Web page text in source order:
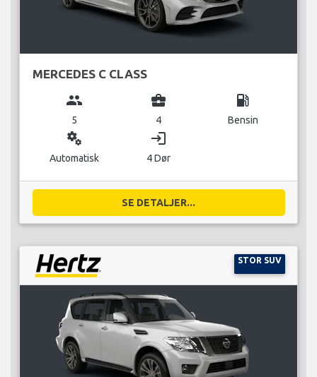
MERCEDES C CLASS
group
5
business_center
4
local_gas_station
Bensin
miscellaneous_services
Automatisk
login
4 Dør
SE DETALJER...
STOR SUV